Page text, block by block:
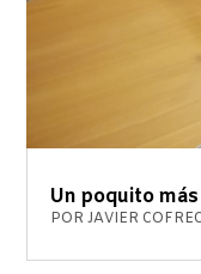
Un poquito
PORJAVIER